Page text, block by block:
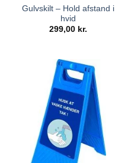
Gulvskilt – Hold afstand i
hvid
299,00 kr.